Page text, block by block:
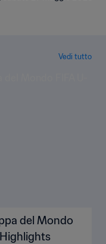
Vedi tutto
del Mondo